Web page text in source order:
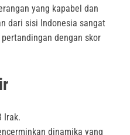
yang kapabel dan
dari sisi Indonesia sangat
dengan skor
Irak.
dinamika yang